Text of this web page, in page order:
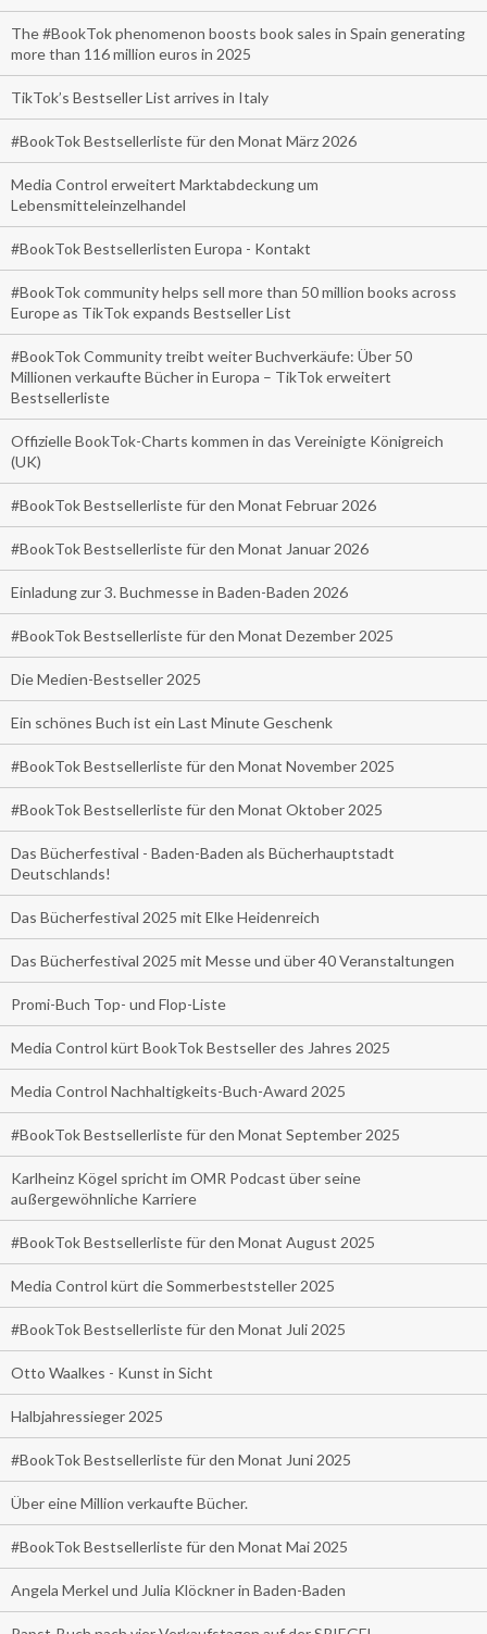
The #BookTok phenomenon boosts book sales in Spain generating
more than 116 million euros in 2025
TikTok’s Bestseller List arrives in Italy
#BookTok Bestsellerliste für den Monat März 2026
Media Control erweitert Marktabdeckung um
Lebensmitteleinzelhandel
#BookTok Bestsellerlisten Europa - Kontakt
#BookTok community helps sell more than 50 million books across
Europe as TikTok expands Bestseller List
#BookTok Community treibt weiter Buchverkäufe: Über 50
Millionen verkaufte Bücher in Europa – TikTok erweitert
Bestsellerliste
Offizielle BookTok-Charts kommen in das Vereinigte Königreich
(UK)
#BookTok Bestsellerliste für den Monat Februar 2026
#BookTok Bestsellerliste für den Monat Januar 2026
Einladung zur 3. Buchmesse in Baden-Baden 2026
#BookTok Bestsellerliste für den Monat Dezember 2025
Die Medien-Bestseller 2025
Ein schönes Buch ist ein Last Minute Geschenk
#BookTok Bestsellerliste für den Monat November 2025
#BookTok Bestsellerliste für den Monat Oktober 2025
Das Bücherfestival - Baden-Baden als Bücherhauptstadt
Deutschlands!
Das Bücherfestival 2025 mit Elke Heidenreich
Das Bücherfestival 2025 mit Messe und über 40 Veranstaltungen
Promi-Buch Top- und Flop-Liste
Media Control kürt BookTok Bestseller des Jahres 2025
Media Control Nachhaltigkeits-Buch-Award 2025
#BookTok Bestsellerliste für den Monat September 2025
Karlheinz Kögel spricht im OMR Podcast über seine
außergewöhnliche Karriere
#BookTok Bestsellerliste für den Monat August 2025
Media Control kürt die Sommerbeststeller 2025
#BookTok Bestsellerliste für den Monat Juli 2025
Otto Waalkes - Kunst in Sicht
Halbjahressieger 2025
#BookTok Bestsellerliste für den Monat Juni 2025
Über eine Million verkaufte Bücher.
#BookTok Bestsellerliste für den Monat Mai 2025
Angela Merkel und Julia Klöckner in Baden-Baden